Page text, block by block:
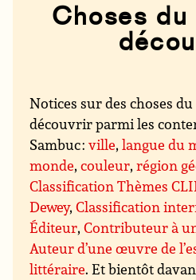
Choses du
Notices sur des choses
découvrir parmi les
Sambuc :ville,langue du
monde,couleur,région
Classification Thèmes
Dewey,Classification
Éditeur,Contributeur à
Auteur d’une œuvre de
littéraire. Et bientôt